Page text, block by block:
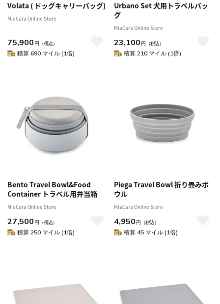
Volata ( ドッグキャリーバッグ)
MiaCara Online Store
75,900 円 （税込）
積算 690 マイル (1倍)
Urbano Set 犬用トラベルバッ
グ
MiaCara Online Store
23,100 円 （税込）
積算 210 マイル (1倍)
Bento Travel Bowl&Food
Container トラベル用弁当箱
MiaCara Online Store
27,500 円 （税込）
積算 250 マイル (1倍)
Piega Travel Bowl 折り畳みボ
ウル
MiaCara Online Store
4,950 円 （税込）
積算 45 マイル (1倍)